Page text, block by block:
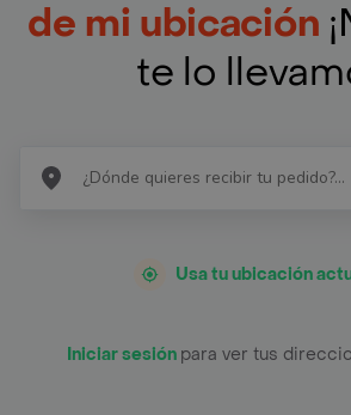
de mi ubicación
te lo
Usa tu ubicación
Iniciar sesión para ver tus